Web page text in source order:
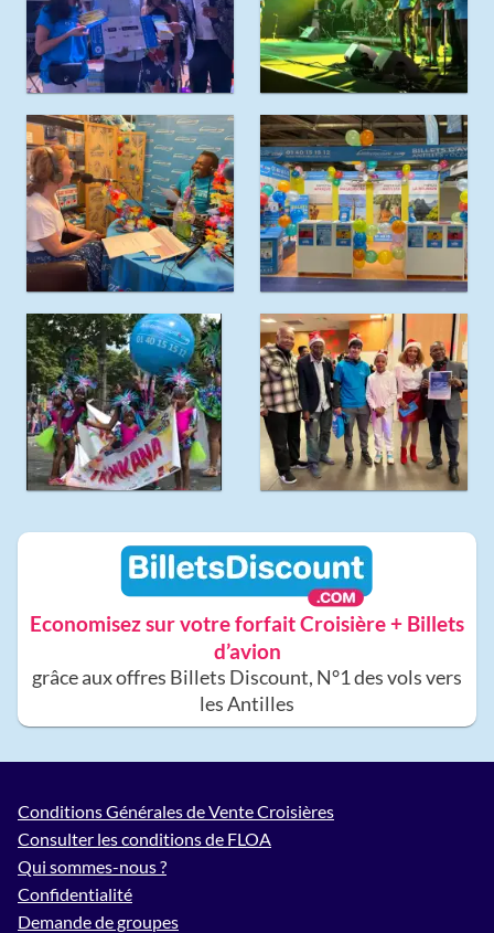
Economisez sur votre forfait Croisière + Billets
d’avion
grâce aux offres Billets Discount, N°1 des vols vers
les Antilles
Conditions Générales de Vente Croisières
Consulter les conditions de FLOA
Qui sommes-nous ?
Confidentialité
Demande de groupes